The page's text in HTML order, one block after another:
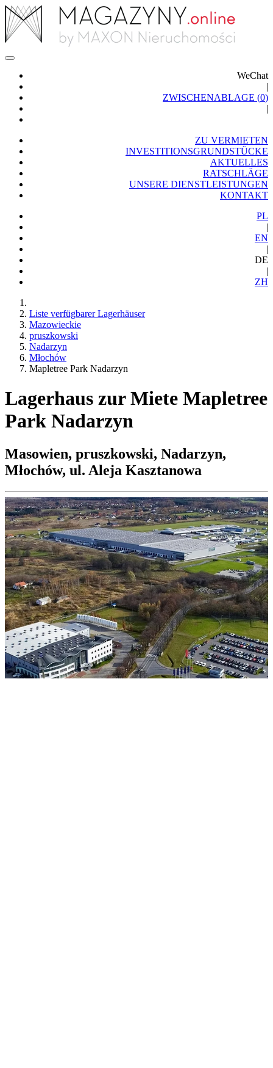
WeChat
|
ZWISCHENABLAGE (0)
|
ZU VERMIETEN
INVESTITIONSGRUNDSTÜCKE
AKTUELLES
RATSCHLÄGE
UNSERE DIENSTLEISTUNGEN
KONTAKT
PL
|
EN
|
DE
|
ZH
Liste verfügbarer Lagerhäuser
Mazowieckie
pruszkowski
Nadarzyn
Młochów
Mapletree Park Nadarzyn
Lagerhaus zur Miete Mapletree
Park Nadarzyn
Masowien, pruszkowski, Nadarzyn,
Młochów, ul. Aleja Kasztanowa